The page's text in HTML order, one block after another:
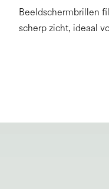
Beeldschermbrillen
scherp zicht, ideaal